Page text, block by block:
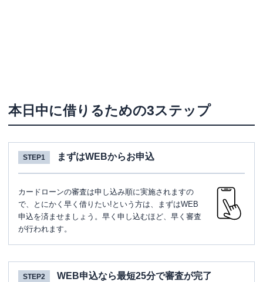
本日中に借りるための3ステップ
STEP1 まずはWEBからお申込
カードローンの審査は申し込み順に実施されますの
で、とにかく早く借りたい!という方は、まずはWEB
申込を済ませましょう。早く申し込むほど、早く審査
が行われます。
STEP2 WEB申込なら最短25分で審査が完了